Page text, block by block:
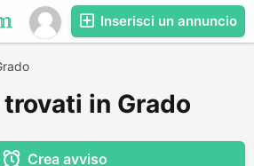
Inserisci un annuncio
in Grado
Crea avviso